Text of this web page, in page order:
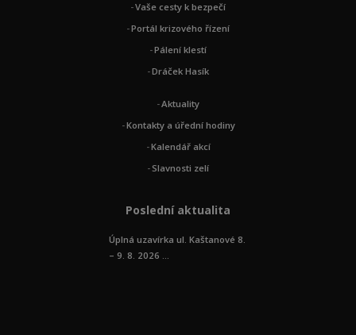
Vaše cesty k bezpečí
Portál krizového řízení
Pálení klestí
Dráček Hasík
Aktuality
Kontakty a úřední hodiny
Kalendář akcí
Slavnosti zelí
Poslední aktualita
Úplná uzavírka ul. Kaštanové 8.
– 9. 8. 2026 ...